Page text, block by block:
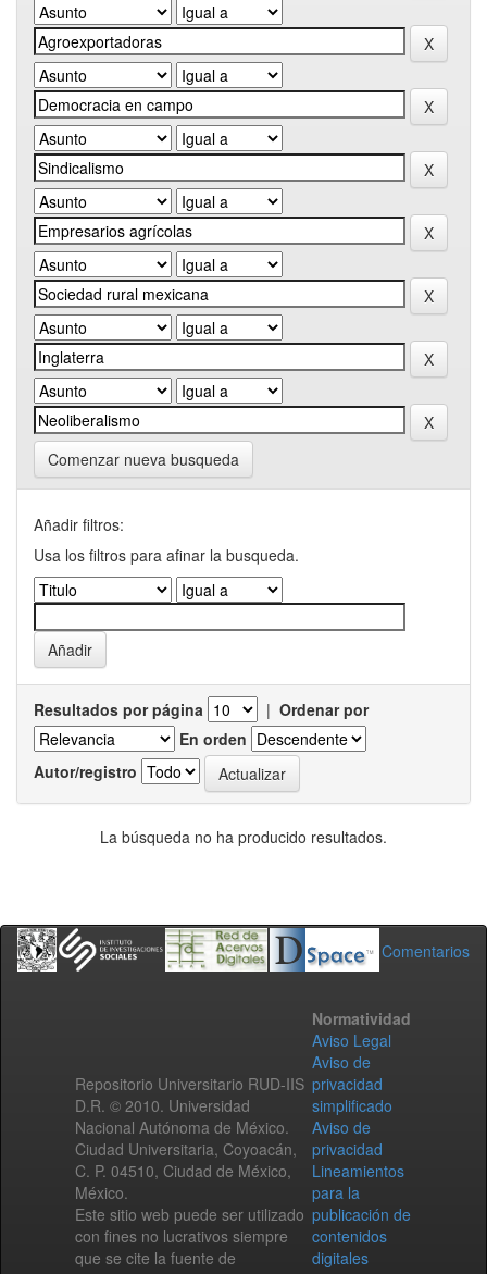
Comenzar nueva busqueda
Añadir filtros:
Usa los filtros para afinar la busqueda.
Resultados por página | Ordenar por
En orden
Autor/registro
La búsqueda no ha producido resultados.
Comentarios
Repositorio Universitario RUD-IIS
D.R. © 2010. Universidad
Nacional Autónoma de México.
Ciudad Universitaria, Coyoacán,
C. P. 04510, Ciudad de México,
México.
Este sitio web puede ser utilizado
con fines no lucrativos siempre
que se cite la fuente de
Normatividad
Aviso Legal
Aviso de
privacidad
simplificado
Aviso de
privacidad
Lineamientos
para la
publicación de
contenidos
digitales